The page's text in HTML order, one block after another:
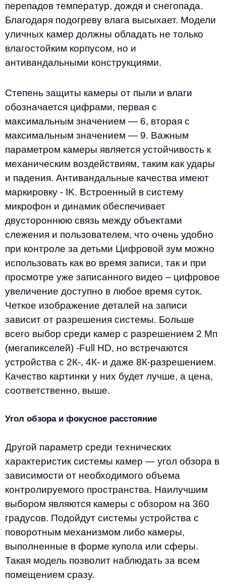
перепадов температур, дождя и снегопада.
Благодаря подогреву влага высыхает. Модели
уличных камер должны обладать не только
влагостойким корпусом, но и
антивандальными конструкциями.
Степень защиты камеры от пыли и влаги
обозначается цифрами, первая с
максимальным значением — 6, вторая с
максимальным значением — 9. Важным
параметром камеры является устойчивость к
механическим воздействиям, таким как удары
и падения. Антивандальные качества имеют
маркировку - IK. Встроенный в систему
микрофон и динамик обеспечивает
двустороннюю связь между объектами
слежения и пользователем, что очень удобно
при контроле за детьми Цифровой зум можно
использовать как во время записи, так и при
просмотре уже записанного видео – цифровое
увеличение доступно в любое время суток.
Четкое изображение деталей на записи
зависит от разрешения системы. Больше
всего выбор среди камер с разрешением 2 Мп
(мегапикселей) -Full HD, но встречаются
устройства с 2К-, 4К- и даже 8К-разрешением.
Качество картинки у них будет лучше, а цена,
соответственно, выше.
Угол обзора и фокусное расстояние
Другой параметр среди технических
характеристик системы камер — угол обзора в
зависимости от необходимого объема
контролируемого пространства. Наилучшим
выбором являются камеры с обзором на 360
градусов. Подойдут системы устройства с
поворотным механизмом либо камеры,
выполненные в форме купола или сферы.
Такая модель позволит наблюдать за всем
помещением сразу.